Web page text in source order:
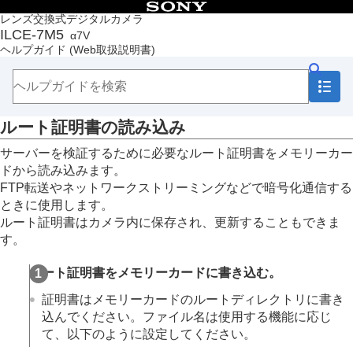
レンズ交換式デジタルカメラ
ILCE-7M5 α7V
ヘルプガイド (Web取扱説明書)
目次
トップページ
ヘルプガイドの使いかた
本体と付属品を確認する
本機の基本操作
準備/基本的な撮影
MENU一覧から機能を探す
撮影機能を活用する
カメラをカスタマイズする
再生する
カメラの設定を変更する
ネットワークの設定
Wi-Fi接続
アクセスポイント簡単登録
アクセスポイント手動登録
Wi-Fi周波数帯
ルート証明書の読み込み
サーバーを検証するために必要なルート証明書をメモリーカー
ドから読み込みます。
FTP転送やネットワークストリーミングなどで暗号化通信する
ときに使用します。
ルート証明書はカメラ内に保存され、更新することもできま
す。
ルート証明書をメモリーカードに書き込む。
証明書はメモリーカードのルートディレクトリに書き
込んでください。ファイル名は使用する機能に応じ
て、以下のように設定してください。